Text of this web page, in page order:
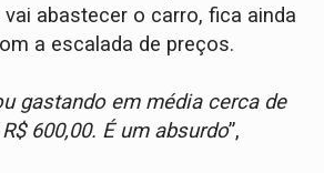
vai abastecer o carro, fica ainda
a escalada de preços.
gastando em média cerca de
600,00. É um absurdo”,